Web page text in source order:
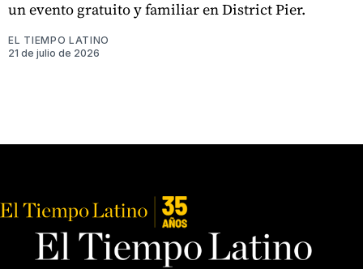
un evento gratuito y familiar en District Pier.
EL TIEMPO LATINO
21 de julio de 2026